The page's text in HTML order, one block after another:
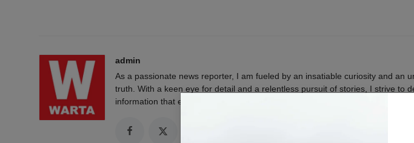
admin
As a passionate news reporter, I am fueled by an insatiable curiosity and an
truth. With a keen eye for detail and a relentless pursuit of stories, I strive to
information that empowers and engages readers.